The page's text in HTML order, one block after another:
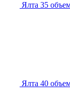
Ялта 35
Ялта 40